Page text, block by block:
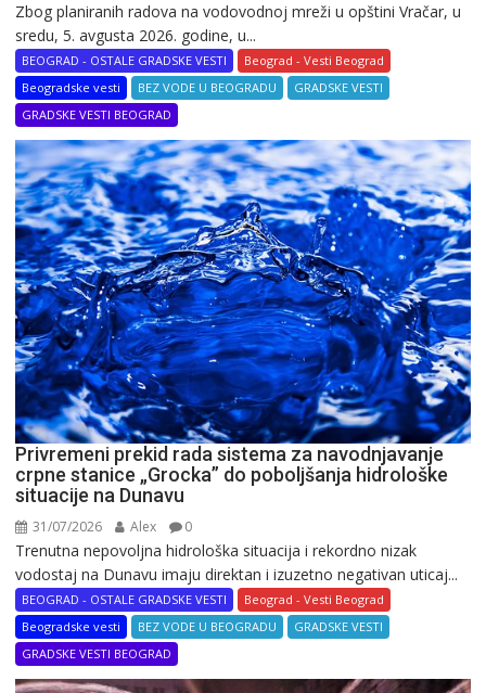
Zbog planiranih radova na vodovodnoj mreži u opštini Vračar, u
sredu, 5. avgusta 2026. godine, u...
BEOGRAD - OSTALE GRADSKE VESTI
Beograd - Vesti Beograd
Beogradske vesti
BEZ VODE U BEOGRADU
GRADSKE VESTI
GRADSKE VESTI BEOGRAD
Privremeni prekid rada sistema za navodnjavanje
crpne stanice „Grocka” do poboljšanja hidrološke
situacije na Dunavu
31/07/2026 Alex 0
Trenutna nepovoljna hidrološka situacija i rekordno nizak
vodostaj na Dunavu imaju direktan i izuzetno negativan uticaj...
BEOGRAD - OSTALE GRADSKE VESTI
Beograd - Vesti Beograd
Beogradske vesti
BEZ VODE U BEOGRADU
GRADSKE VESTI
GRADSKE VESTI BEOGRAD